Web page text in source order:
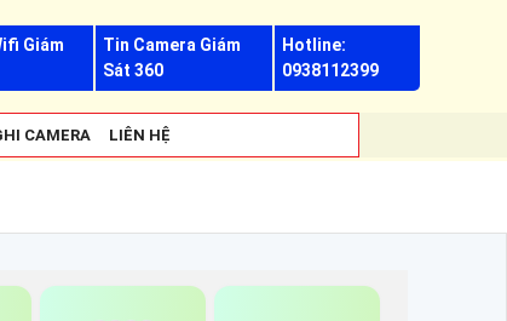
Giám
Tin Camera Giám
Sát 360
Hotline:
0938112399
CAMERA LIÊN HỆ